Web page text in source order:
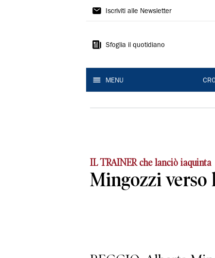
Gazzetta
Reggio
Iscriviti alle Newsletter
Sfoglia il quotidiano
MENU
IL TRAINER che lanciò iaquinta
Mingozzi verso